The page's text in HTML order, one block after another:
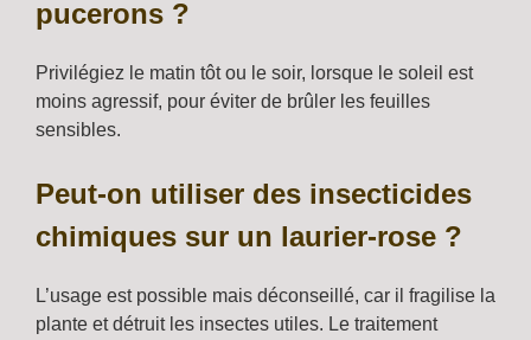
pucerons ?
Privilégiez le matin tôt ou le soir, lorsque le soleil est
moins agressif, pour éviter de brûler les feuilles
sensibles.
Peut-on utiliser des insecticides
chimiques sur un laurier-rose ?
L’usage est possible mais déconseillé, car il fragilise la
plante et détruit les insectes utiles. Le traitement